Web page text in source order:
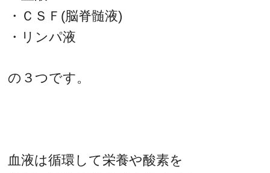
・ＣＳＦ(脳脊髄液)
・リンパ液
の３つです。
血液は循環して栄養や酸素を